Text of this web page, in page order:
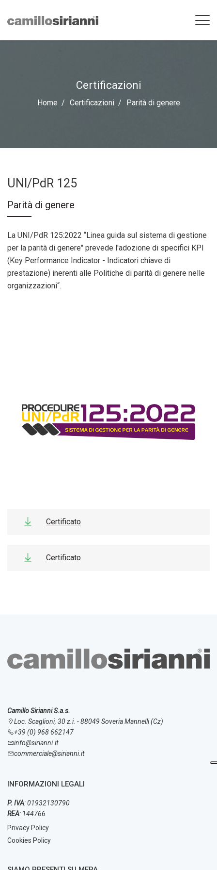
Certificazioni
Home Certificazioni Parità di genere
UNI/PdR 125
Parità di genere
La UNI/PdR 125:2022 “Linea guida sul sistema di gestione
per la parità di genere" prevede l'adozione di specifici KPI
(Key Performance Indicator - Indicatori chiave di
prestazione) inerenti alle Politiche di parità di genere nelle
organizzazioni“.
Certificato
Certificato
Camillo Sirianni S.a.s.
Loc. Scaglioni, 30 z.i. - 88049 Soveria Mannelli (Cz)
+39 (0) 968 662147
info@sirianni.it
commerciale@sirianni.it
INFORMAZIONI LEGALI
P. IVA: 01932130790
REA: 144766
Privacy Policy
Cookies Policy